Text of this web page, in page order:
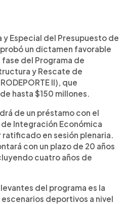
aprobó un dictamen para
II con un
millones del BCIE,
infraestructura deportiva
que aún debe ser
intervención de 13
departamentos,
Óscar Quiteño y Juan
mejoras abarcan
techos, iluminación y
de adecuaciones con
El programa busca
inclusivos y
a atletas, estudiantes y
fortalecer el desarrollo
y Especial del Presupuesto de
un dictamen favorable
del Programa de
y Rescate de
II), que
hasta $150 millones.
de un préstamo con el
Integración Económica
ratificado en sesión plenaria.
con un plazo de 20 años
cuatro años de
del programa es la
deportivos a nivel